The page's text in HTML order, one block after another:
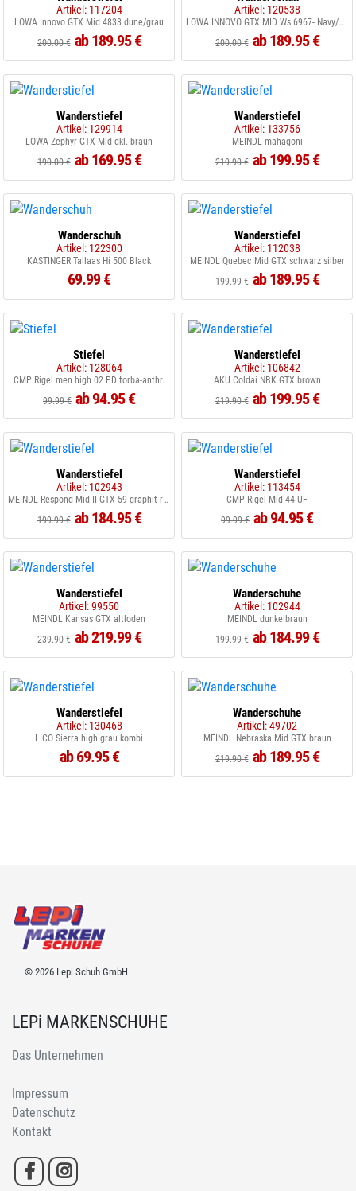
Artikel: 117204
LOWA Innovo GTX Mid 4833 dune/grau
200.00 € ab 189.95 €
Artikel: 120538
LOWA INNOVO GTX MID Ws 6967- Navy/Arktis
200.00 € ab 189.95 €
Wanderstiefel
Artikel: 129914
LOWA Zephyr GTX Mid dkl. braun
190.00 € ab 169.95 €
Wanderstiefel
Artikel: 133756
MEINDL mahagoni
219.90 € ab 199.95 €
Wanderschuh
Artikel: 122300
KASTINGER Tallaas Hi 500 Black
69.99 €
Wanderstiefel
Artikel: 112038
MEINDL Quebec Mid GTX schwarz silber
199.99 € ab 189.95 €
Stiefel
Artikel: 128064
CMP Rigel men high 02 PD torba-anthr.
99.99 € ab 94.95 €
Wanderstiefel
Artikel: 106842
AKU Coldai NBK GTX brown
219.90 € ab 199.95 €
Wanderstiefel
Artikel: 102943
MEINDL Respond Mid II GTX 59 graphit rot
199.99 € ab 184.95 €
Wanderstiefel
Artikel: 113454
CMP Rigel Mid 44 UF
99.99 € ab 94.95 €
Wanderstiefel
Artikel: 99550
MEINDL Kansas GTX altloden
239.90 € ab 219.99 €
Wanderschuhe
Artikel: 102944
MEINDL dunkelbraun
199.99 € ab 184.99 €
Wanderstiefel
Artikel: 130468
LICO Sierra high grau kombi
ab 69.95 €
Wanderschuhe
Artikel: 49702
MEINDL Nebraska Mid GTX braun
219.90 € ab 189.95 €
© 2026 Lepi Schuh GmbH
LEPi MARKENSCHUHE
Das Unternehmen
Impressum
Datenschutz
Kontakt